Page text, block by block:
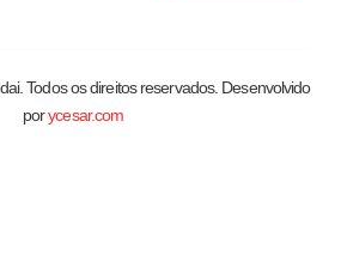
Todos os direitos reservados. Desenvolvido
porycesar.com